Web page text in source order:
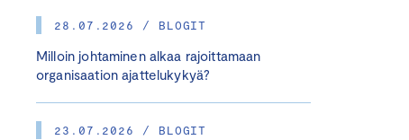
28.07.2026 / BLOGIT
Milloin johtaminen alkaa rajoittamaan
organisaation ajattelukykyä?
23.07.2026 / BLOGIT